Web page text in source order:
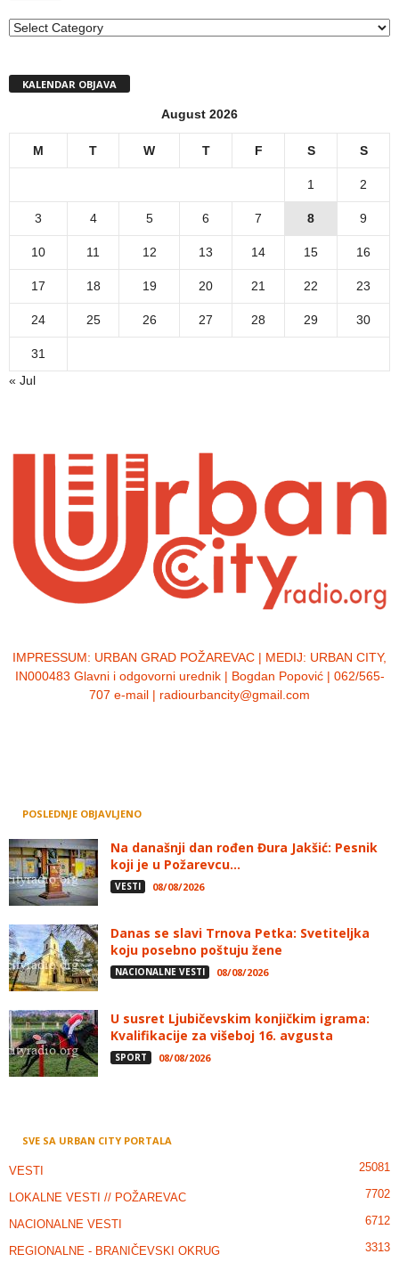
MENI
KALENDAR OBJAVA
August 2026
M T W T F S S
1 2
3 4 5 6 7 8 9
10 11 12 13 14 15 16
17 18 19 20 21 22 23
24 25 26 27 28 29 30
31
« Jul
IMPRESSUM: URBAN GRAD POŽAREVAC | MEDIJ: URBAN CITY,
IN000483 Glavni i odgovorni urednik | Bogdan Popović | 062/565-
707 e-mail | radiourbancity@gmail.com
POSLEDNJE OBJAVLJENO
Na današnji dan rođen Đura Jakšić: Pesnik
koji je u Požarevcu...
VESTI 08/08/2026
Danas se slavi Trnova Petka: Svetiteljka
koju posebno poštuju žene
NACIONALNE VESTI 08/08/2026
U susret Ljubičevskim konjičkim igrama:
Kvalifikacije za višeboj 16. avgusta
SPORT 08/08/2026
SVE SA URBAN CITY PORTALA
VESTI 25081
LOKALNE VESTI // POŽAREVAC 7702
NACIONALNE VESTI 6712
REGIONALNE - BRANIČEVSKI OKRUG 3313